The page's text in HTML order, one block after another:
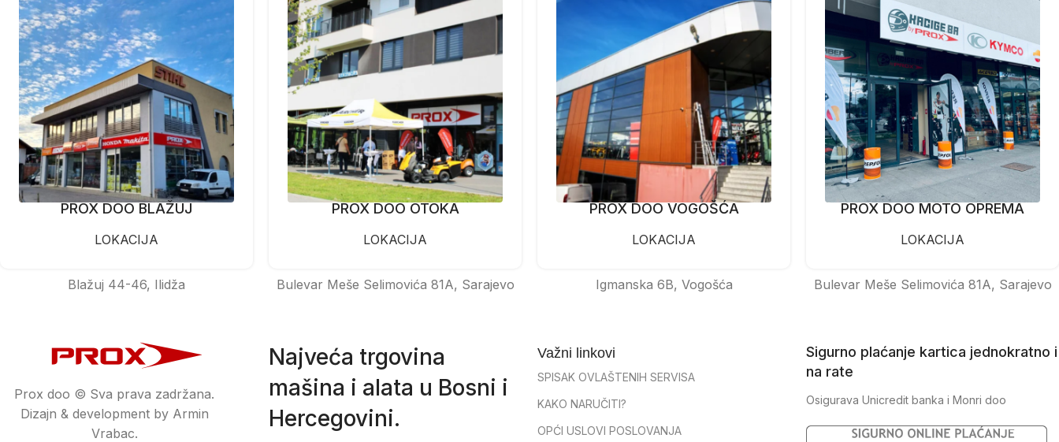
PROX DOO BLAŽUJ
LOKACIJA
Blažuj 44-46, Ilidža
PROX DOO OTOKA
LOKACIJA
Bulevar Meše Selimovića 81A, Sarajevo
PROX DOO VOGOŠĆA
LOKACIJA
Igmanska 6B, Vogošća
PROX DOO MOTO OPREMA
LOKACIJA
Bulevar Meše Selimovića 81A, Sarajevo
Prox doo © Sva prava zadržana.
Dizajn & development by Armin
Vrabac.
Najveća trgovina
mašina i alata u Bosni i
Hercegovini.
Važni linkovi
SPISAK OVLAŠTENIH SERVISA
KAKO NARUČITI?
OPĆI USLOVI POSLOVANJA
Sigurno plaćanje kartica jednokratno i
na rate
Osigurava Unicredit banka i Monri doo